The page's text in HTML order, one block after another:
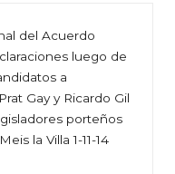
del Acuerdo
luego de
a
Gay y Ricardo Gil
porteños
la Villa 1-11-14